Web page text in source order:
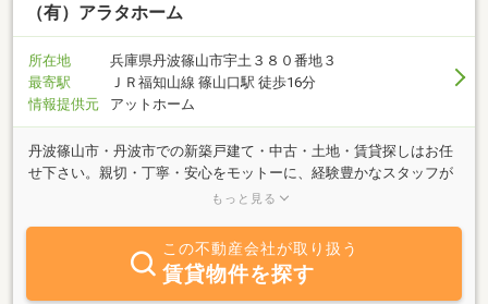
おります。お預かりした大切な不動産の「売主と買主」「貸主と借
（有）アラタホーム
所在地
兵庫県丹波篠山市宇土３８０番地３
最寄駅
ＪＲ福知山線 篠山口駅 徒歩16分
情報提供元
アットホーム
丹波篠山市・丹波市での新築戸建て・中古・土地・賃貸探しはお任
せ下さい。親切・丁寧・安心をモットーに、経験豊かなスタッフが
豊富な物件情報を取り揃えて、お客様のご来店をお待ちしておりま
く誠意をもって対応させていただきますので、お気軽に何でもご相
もっと見る
この不動産会社が取り扱う
賃貸物件を探す